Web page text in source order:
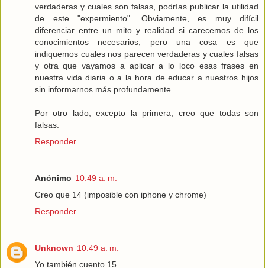
verdaderas y cuales son falsas, podrías publicar la utilidad
de este "expermiento". Obviamente, es muy difícil
diferenciar entre un mito y realidad si carecemos de los
conocimientos necesarios, pero una cosa es que
indiquemos cuales nos parecen verdaderas y cuales falsas
y otra que vayamos a aplicar a lo loco esas frases en
nuestra vida diaria o a la hora de educar a nuestros hijos
sin informarnos más profundamente.
Por otro lado, excepto la primera, creo que todas son
falsas.
Responder
Anónimo 10:49 a. m.
Creo que 14 (imposible con iphone y chrome)
Responder
Unknown 10:49 a. m.
Yo también cuento 15